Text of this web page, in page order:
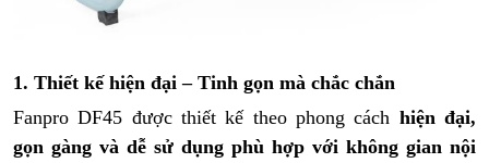
1. Thiết kế hiện đại – Tinh gọn mà chắc chắn
Fanpro DF45 được thiết kế theo phong cách hiện đại,
gọn gàng và dễ sử dụng phù hợp với không gian nội